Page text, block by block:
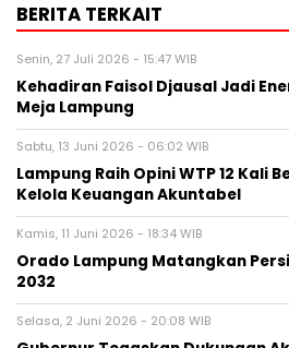
BERITA TERKAIT
Senin, 27 Juli 2026 - 15:47 WIB
Kehadiran Faisol Djausal Jadi
Meja Lampung
Sabtu, 13 Juni 2026 - 06:02 WIB
Lampung Raih Opini WTP 12 Kali
Kelola Keuangan Akuntabel
Kamis, 11 Juni 2026 - 18:34 WIB
Orado Lampung Matangkan
2032
Selasa, 2 Juni 2026 - 20:08 WIB